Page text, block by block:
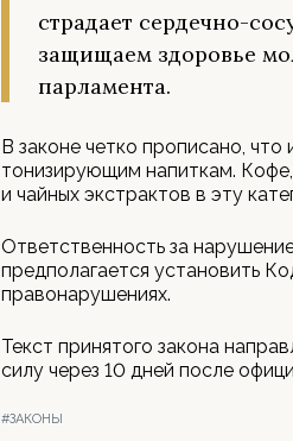
страдает сердечно-
защищаем здоровье
парламента.
В законе четко прописано,
тонизирующим напиткам. Кофе,
и чайных экстрактов в эту
Ответственность за
предполагается установить
правонарушениях.
Текст принятого закона
силу через 10 дней после
#ЗАКОНЫ